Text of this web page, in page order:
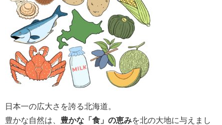
日本一の広大さを誇る北海道。
豊かな自然は、 豊かな「食」の恵みを北の大地に与えまし